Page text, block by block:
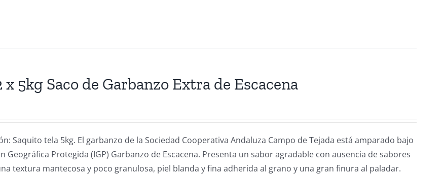
x 5kg Saco de Garbanzo Extra de Escacena
Saquito tela 5kg. El garbanzo de la Sociedad Cooperativa Andaluza Campo de Tejada está amparado bajo
Geográfica Protegida (IGP) Garbanzo de Escacena. Presenta un sabor agradable con ausencia de sabores
textura mantecosa y poco granulosa, piel blanda y fina adherida al grano y una gran finura al paladar.